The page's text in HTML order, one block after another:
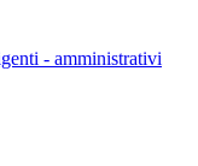
- amministrativi